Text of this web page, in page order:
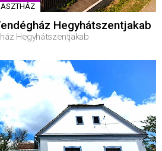
Hegyhátszentjakab
Hegyhátszentjakab